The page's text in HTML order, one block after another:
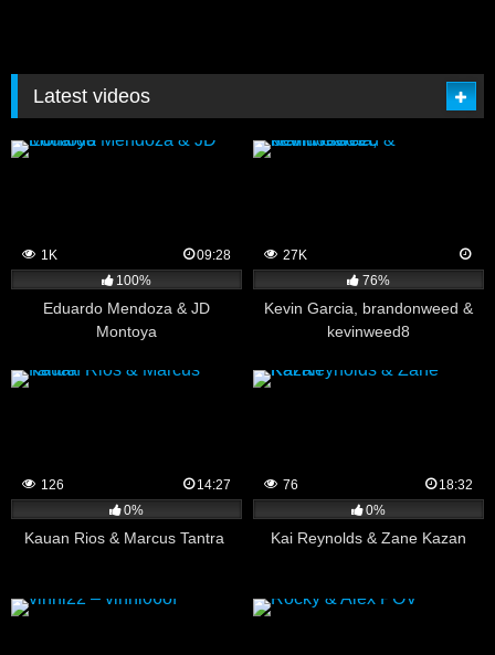
Latest videos
1K
09:28
100%
Eduardo Mendoza & JD
Montoya
27K
76%
Kevin Garcia, brandonweed &
kevinweed8
126
14:27
0%
Kauan Rios & Marcus Tantra
76
18:32
0%
Kai Reynolds & Zane Kazan